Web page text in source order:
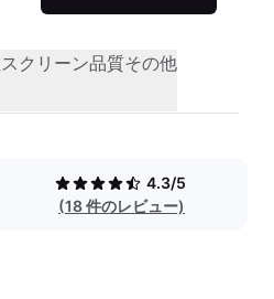
スクリーン品質その他
4.3/5
(18 件のレビュー)